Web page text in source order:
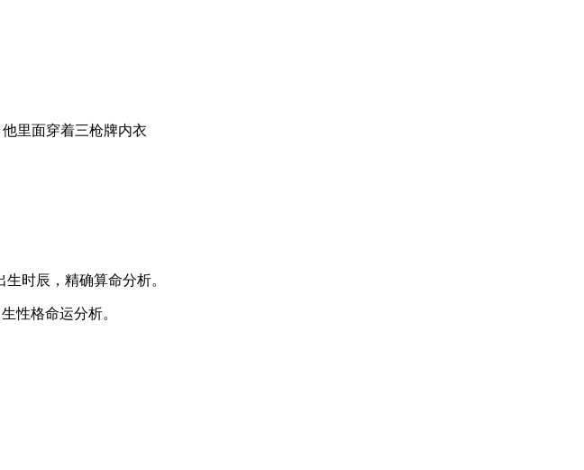
里面穿着三枪牌内衣
时辰，精确算命分析。
性格命运分析。